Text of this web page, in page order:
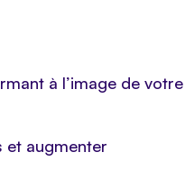
à l’image de votre
et augmenter